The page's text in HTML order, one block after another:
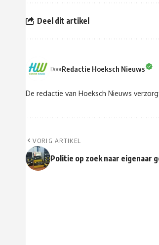
Deel dit artikel
DoorRedactie Hoeksch Nieuws
De redactie van Hoeksch Nieuws
VORIG ARTIKEL
Politie op zoek naar eigenaar